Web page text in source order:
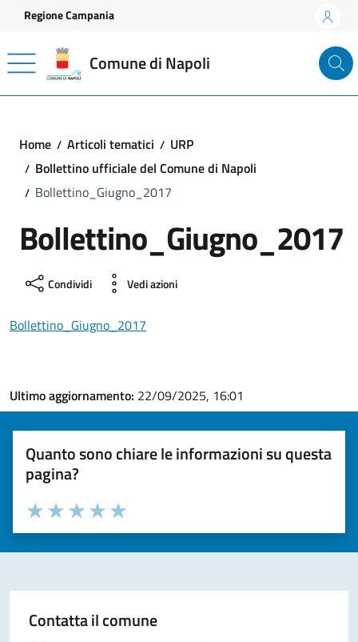
Vai ai contenuti
Vai al footer
Regione Campania
Comune di Napoli
Home Articoli tematici
URP
Bollettino ufficiale del Comune di Napoli
Bollettino_Giugno_2017
Bollettino_Giugno_2017
Condividi Vedi azioni
Bollettino_Giugno_2017
Ultimo aggiornamento: 22/09/2025, 16:01
Quanto sono chiare le informazioni su questa
pagina?
Valuta la chiarezza delle informazioni (da 1 a 5 stelle)
Seleziona il numero di stelle per valutare la chiarezza delle
Valuta 5 stelle su 5
Valuta 4 stelle su 5
Valuta 3 stelle su 5
Valuta 2 stelle su 5
Valuta 1 stelle su 5
Contatta il comune